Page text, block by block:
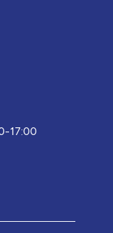
17:00